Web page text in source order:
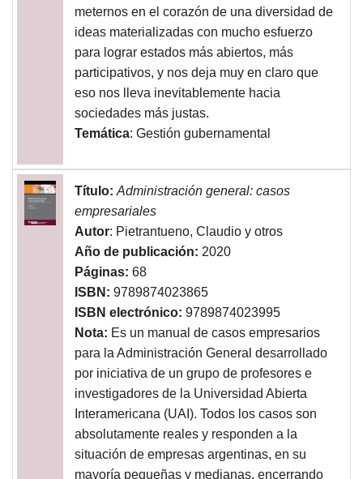
meternos en el corazón de una diversidad de
ideas materializadas con mucho esfuerzo
para lograr estados más abiertos, más
participativos, y nos deja muy en claro que
eso nos lleva inevitablemente hacia
sociedades más justas.
Temática: Gestión gubernamental
Título: Administración general: casos
empresariales
Autor: Pietrantueno, Claudio y otros
Año de publicación: 2020
Páginas: 68
ISBN: 9789874023865
ISBN electrónico: 9789874023995
Nota: Es un manual de casos empresarios
para la Administración General desarrollado
por iniciativa de un grupo de profesores e
investigadores de la Universidad Abierta
Interamericana (UAI). Todos los casos son
absolutamente reales y responden a la
situación de empresas argentinas, en su
mayoría pequeñas y medianas, encerrando